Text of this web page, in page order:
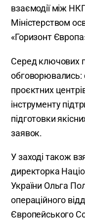
взаємодії між
Міністерством
«Горизонт
Серед ключових
обговорювались:
проєктних
інструменту
підготовки
заявок.
У заході також
директорка
України Ольга
операційного
Європейського